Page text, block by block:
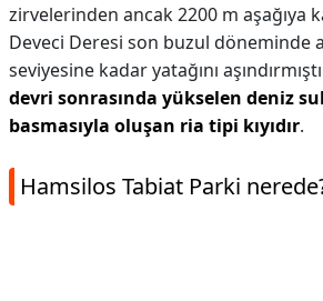
zirvelerinden ancak 2200 m aşağıya
Deveci Deresi son buzul döneminde
seviyesine kadar yatağını
devri sonrasında yükselen deniz
basmasıyla oluşan ria tipi kıyıdır.
Hamsilos Tabiat Parki